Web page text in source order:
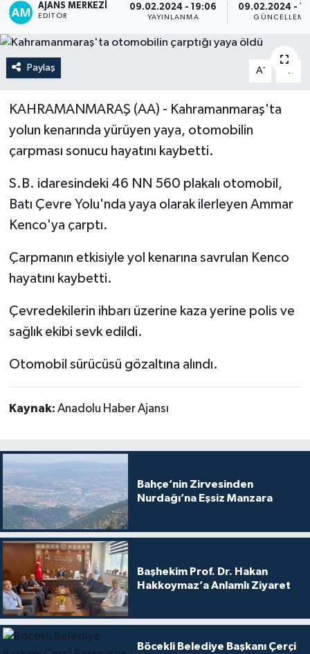
AJANS MERKEZI
EDITÖR
09.02.2024 - 19:06
YAYINLANMA
09.02.2024 -
GÜNCELLEME
Paylaş A- A
KAHRAMANMARAŞ (AA) - Kahramanmaraş'ta
yolun kenarında yürüyen yaya, otomobilin
çarpması sonucu hayatını kaybetti.
S.B. idaresindeki 46 NN 560 plakalı otomobil,
Batı Çevre Yolu'nda yaya olarak ilerleyen Ammar
Kenco'ya çarptı.
Çarpmanın etkisiyle yol kenarına savrulan Kenco
hayatını kaybetti.
Çevredekilerin ihbarı üzerine kaza yerine polis ve
sağlık ekibi sevk edildi.
Otomobil sürücüsü gözaltına alındı.
Kaynak: Anadolu Haber Ajansı
Bahçe’nin Zirvesinden
Nurdağı’na Eşsiz Manzara
Başhekim Prof. Dr. Hakan
Hakkoymaz’a Anlamlı Ziyaret
Böcekli Belediye Başkanı Çerçi